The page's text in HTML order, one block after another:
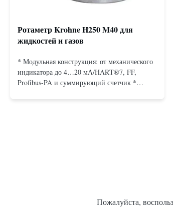
Ротаметр Krohne H250 M40 для
жидкостей и газов
* Модульная конструкция: от механического
индикатора до 4…20 мА/HART®7, FF,
Profibus-PA и суммирующий счетчик *
Пожалуйста,